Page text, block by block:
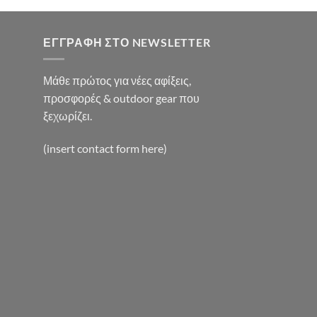
ΕΓΓΡΑΦΉ ΣΤΟ NEWSLETTER
Μάθε πρώτος για νέες αφίξεις,
προσφορές & outdoor gear που
ξεχωρίζει.
(insert contact form here)